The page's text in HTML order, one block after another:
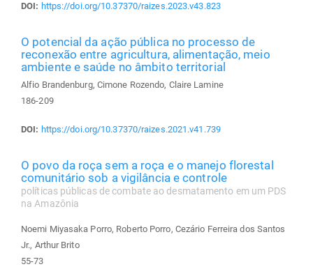
DOI: https://doi.org/10.37370/raizes.2023.v43.823
O potencial da ação pública no processo de
reconexão entre agricultura, alimentação, meio
ambiente e saúde no âmbito territorial
Alfio Brandenburg, Cimone Rozendo, Claire Lamine
186-209
DOI: https://doi.org/10.37370/raizes.2021.v41.739
O povo da roça sem a roça e o manejo florestal
comunitário sob a vigilância e controle
políticas públicas de combate ao desmatamento em um PDS
na Amazônia
Noemi Miyasaka Porro, Roberto Porro, Cezário Ferreira dos Santos
Jr., Arthur Brito
55-73